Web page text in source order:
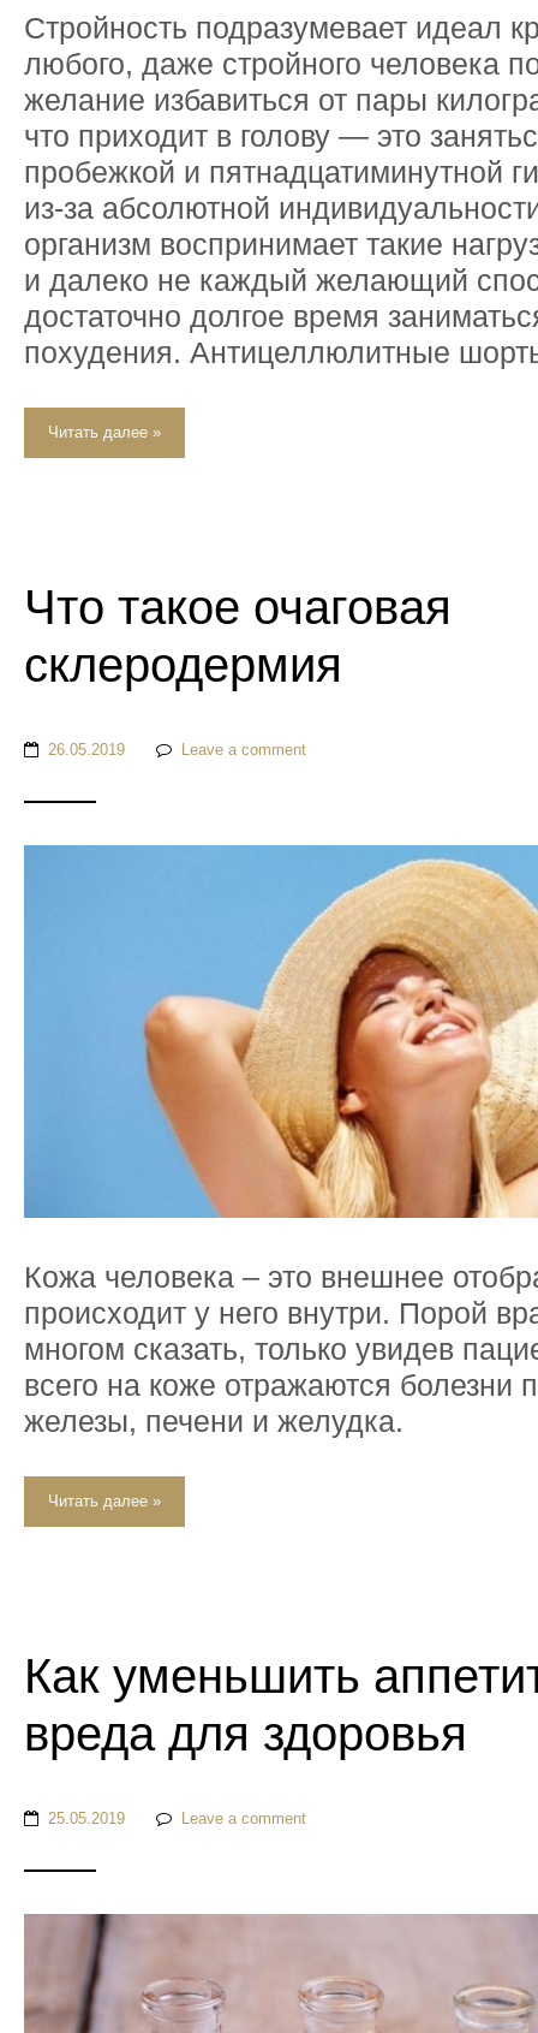
Стройность подразумевает идеал
любого, даже стройного человека
желание избавиться от пары
что приходит в голову — это
пробежкой и пятнадцатиминутной
из-за абсолютной
организм воспринимает такие
и далеко не каждый желающий
достаточно долгое время
похудения. Антицеллюлитные
Читать далее »
Что такое очаговая
склеродермия
26.05.2019 Leave a comment
Кожа человека – это внешнее
происходит у него внутри. Порой
многом сказать, только увидев
всего на коже отражаются болезни
железы, печени и желудка.
Читать далее »
Как уменьшить
вреда для здоровья
25.05.2019 Leave a comment